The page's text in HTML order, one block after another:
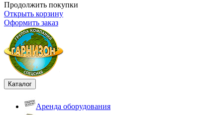
Продолжить покупки
Открыть корзину
Оформить заказ
Каталог
Аренда оборудования